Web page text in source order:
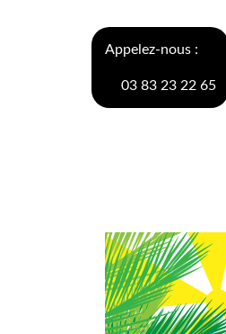
Appelez-nous :